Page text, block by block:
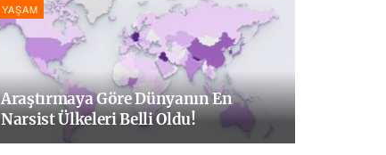
YAŞAM
Araştırmaya Göre Dünyanın En
Narsist Ülkeleri Belli Oldu!